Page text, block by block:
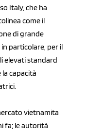
Italy, che ha
come il
di grande
particolare, per il
elevati standard
capacità
vietnamita
fa; le autorità